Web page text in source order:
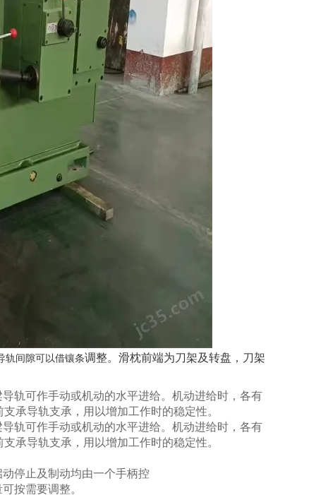
轨间隙可以借镶条调整。滑枕前端为刀架及转盘，刀架
轨可作手动或机动的水平进给。机动进给时，各有
支承导轨支承，用以增加工作时的稳定性。
轨可作手动或机动的水平进给。机动进给时，各有
支承导轨支承，用以增加工作时的稳定性。
停止及制动均由一个手柄控
按需要调整。